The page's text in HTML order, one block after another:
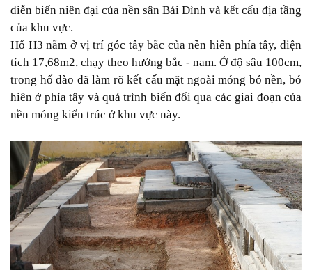
diễn biến niên đại của nền sân Bái Đình và kết cấu địa tầng
của khu vực.
Hố H3 nằm ở vị trí góc tây bắc của nền hiên phía tây, diện
tích 17,68m2, chạy theo hướng bắc - nam. Ở độ sâu 100cm,
trong hố đào đã làm rõ kết cấu mặt ngoài móng bó nền, bó
hiên ở phía tây và quá trình biến đổi qua các giai đoạn của
nền móng kiến trúc ở khu vực này.